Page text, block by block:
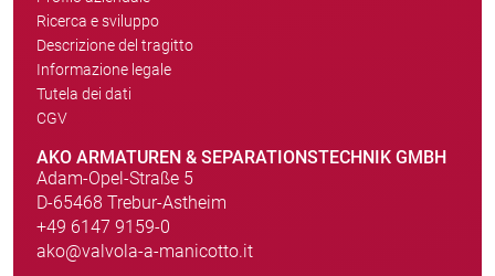
Ricerca e sviluppo
Descrizione del tragitto
Informazione legale
Tutela dei dati
CGV
AKO ARMATUREN & SEPARATIONSTECHNIK GMBH
Adam-Opel-Straße 5
D-65468 Trebur-Astheim
+49 6147 9159-0
ako@valvola-a-manicotto.it